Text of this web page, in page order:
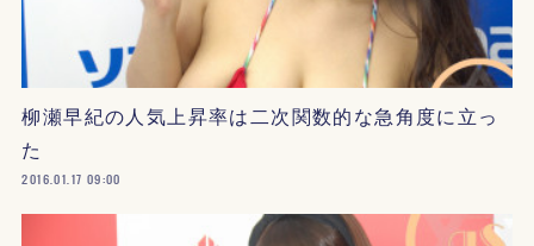
柳瀬早紀の人気上昇率は二次関数的な急角度に立っ
た
2016.01.17 09:00